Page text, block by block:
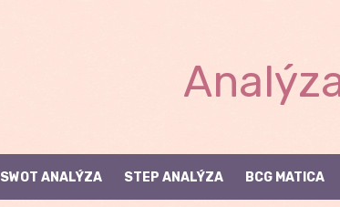
SWOT ANALÝZA STEP ANALÝZA BCG MATICA